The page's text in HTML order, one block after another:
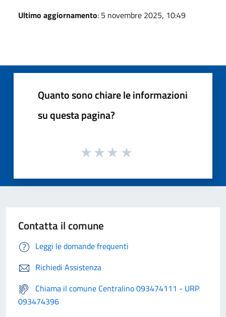
Ultimo aggiornamento: 5 novembre 2025, 10:49
Quanto sono chiare le informazioni
su questa pagina?
Contatta il comune
Leggi le domande frequenti
Richiedi Assistenza
Chiama il comune Centralino 093474111 - URP
093474396